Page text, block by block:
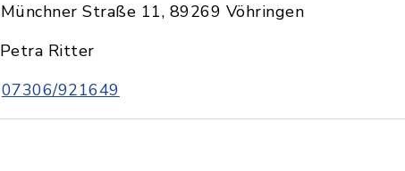
Münchner Straße 11, 89269 Vöhringen
Petra Ritter
07306/921649